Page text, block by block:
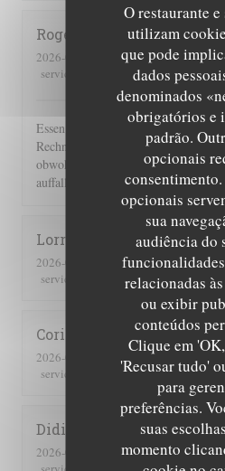
O restaurante
utilizam
que pode
dados
denominados
obrigatórios e
padrão.
opcionais
opcionais
sua
audiência do
relacionadas
ou exibir
conteúdos
Clique em
'Recusar tudo'
para
preferências.
suas
momento
Roger
2026-07-25
- 19:00 - guests 2
service
ambience:5/5 menu:5
Essen und Ambiente hervorragend.
Rechnung 2 Flaschen Wein und 2
obwohl wir nur eine hatten. Einer
auffallen!!!
Lorraine
2026-07-25
- 13:00 - guests 2
service
ambience: 5/5 menu :5
Corinne
2026-07-25
- 20:30 - guests 2
service
ambience: 4/5 menu :4
Didier
2026-07-16
- 19:00 - guests 4